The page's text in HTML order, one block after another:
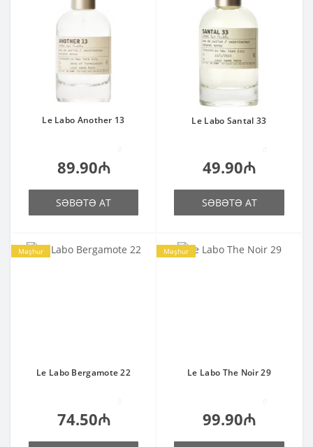
Le Labo Another 13
89.90₼
SƏBƏTƏ AT
Le Labo Santal 33
49.90₼
SƏBƏTƏ AT
Məşhur
Le Labo Bergamote 22
74.50₼
Məşhur
Le Labo The Noir 29
99.90₼